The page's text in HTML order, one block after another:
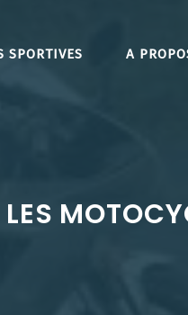
SPORTIVES A